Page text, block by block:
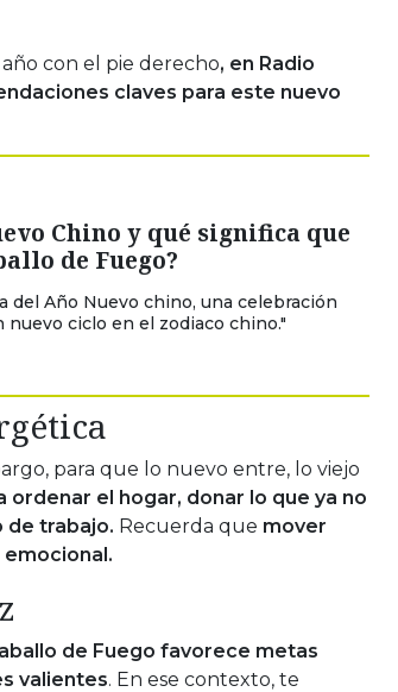
con el pie derecho, en Radio
claves para este nuevo
Chino y qué significa que
de Fuego?
del Año Nuevo chino, una celebración
nuevo ciclo en el zodiaco chino."
para que lo nuevo entre, lo viejo
ordenar el hogar, donar lo que ya no
de trabajo. Recuerda que mover
de Fuego favorece metas
valientes. En ese contexto, te